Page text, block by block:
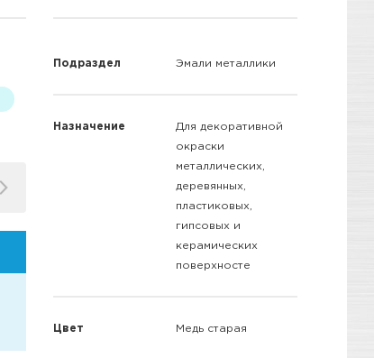
Подраздел Эмали металлики
Назначение
Для декоративной
окраски
металлических,
деревянных,
пластиковых,
гипсовых и
керамических
поверхносте
Цвет Медь старая